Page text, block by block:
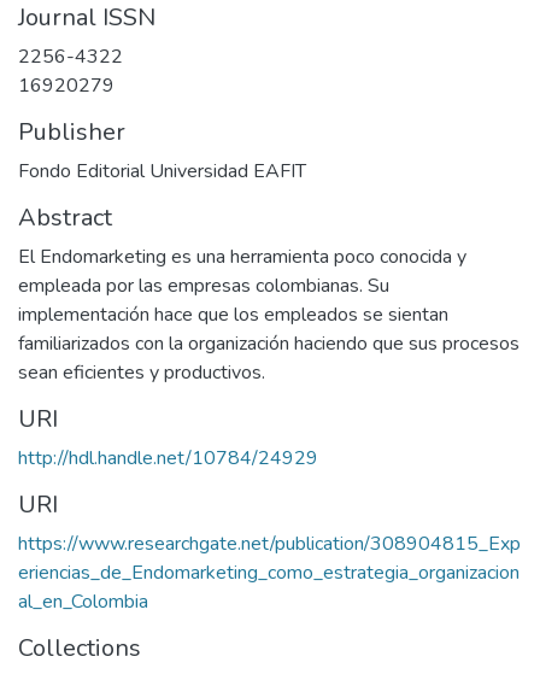
Journal ISSN
2256-4322
16920279
Publisher
Fondo Editorial Universidad EAFIT
Abstract
El Endomarketing es una herramienta poco conocida y
empleada por las empresas colombianas. Su
implementación hace que los empleados se sientan
familiarizados con la organización haciendo que sus procesos
sean eficientes y productivos.
URI
http://hdl.handle.net/10784/24929
URI
https://www.researchgate.net/publication/308904815_Exp
eriencias_de_Endomarketing_como_estrategia_organizacion
al_en_Colombia
Collections